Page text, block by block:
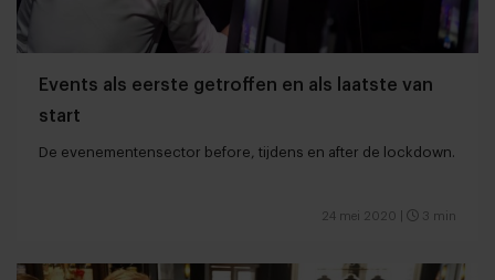
Events als eerste getroffen en als laatste van
start
De evenementensector before, tijdens en after de lockdown.
24 mei 2020 3 min